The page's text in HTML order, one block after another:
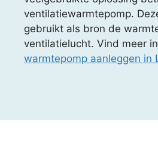
ventilatiewarmtepomp.
gebruikt als bron de
ventilatielucht. Vind meer
warmtepomp aanleggen in